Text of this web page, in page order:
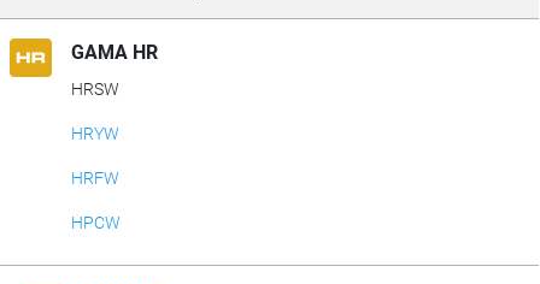
GAMA HR
HRSW
HRYW
HRFW
HPCW